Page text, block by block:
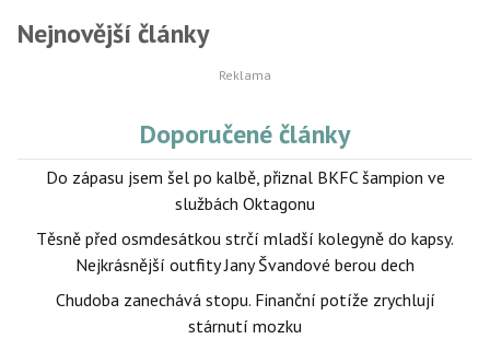
Nejnovější články
Doporučené články
Do zápasu jsem šel po kalbě, přiznal BKFC šampion ve
službách Oktagonu
Těsně před osmdesátkou strčí mladší kolegyně do kapsy.
Nejkrásnější outfity Jany Švandové berou dech
Chudoba zanechává stopu. Finanční potíže zrychlují
stárnutí mozku